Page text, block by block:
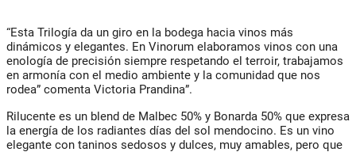
“Esta Trilogía da un giro en la bodega hacia vinos más
dinámicos y elegantes. En Vinorum elaboramos vinos con una
enología de precisión siempre respetando el terroir, trabajamos
en armonía con el medio ambiente y la comunidad que nos
rodea” comenta Victoria Prandina”.
Rilucente es un blend de Malbec 50% y Bonarda 50% que expresa
la energía de los radiantes días del sol mendocino. Es un vino
elegante con taninos sedosos y dulces, muy amables, pero que